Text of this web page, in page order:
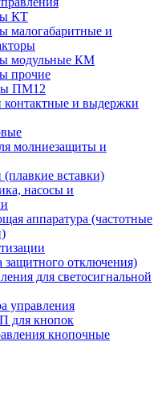
КТ
малогабаритные и
модульные КМ
прочие
ПМ12
контактные и выдержки
молниезащиты и
вставки)
насосы и
аппаратура (частотные
защитного отключения)
для светосигнальной
управления
для кнопок
кнопочные